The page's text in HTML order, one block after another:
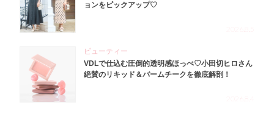
ョンをピックアップ♡
ビューティー
VDLで仕込む圧倒的透明感ほっぺ♡小田切ヒロさん
絶賛のリキッド＆バームチークを徹底解剖！